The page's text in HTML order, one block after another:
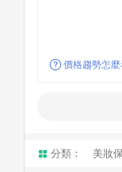
價格趨勢怎麼
分類： 美妝